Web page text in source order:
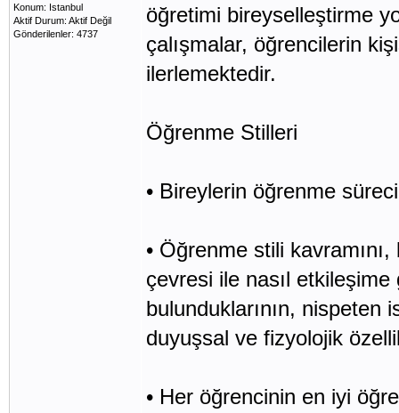
Konum: Istanbul
Aktif Durum: Aktif Değil
Gönderilenler: 4737
öğretimi bireyselleştirme
çalışmalar, öğrencilerin
ilerlemektedir.
Öğrenme Stilleri
• Bireylerin öğrenme
• Öğrenme stili
çevresi ile nasıl
bulunduklarının, nispeten
duyuşsal ve fizyolojik
• Her öğrencinin en iyi